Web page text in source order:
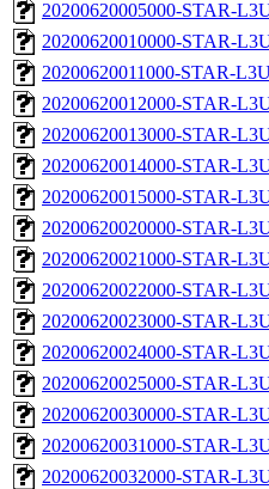
20200620005000-STAR-
20200620010000-STAR-
20200620011000-STAR-
20200620012000-STAR-
20200620013000-STAR-
20200620014000-STAR-
20200620015000-STAR-
20200620020000-STAR-
20200620021000-STAR-
20200620022000-STAR-
20200620023000-STAR-
20200620024000-STAR-
20200620025000-STAR-
20200620030000-STAR-
20200620031000-STAR-
20200620032000-STAR-